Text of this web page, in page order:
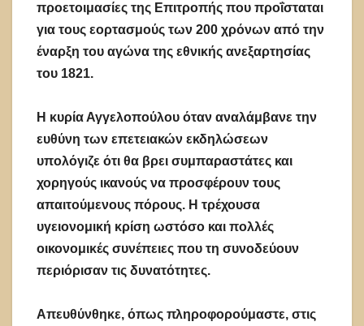
προετοιμασίες της Επιτροπής που προΐσταται
για τους εορτασμούς των 200 χρόνων από την
έναρξη του αγώνα της εθνικής ανεξαρτησίας
του 1821.
Η κυρία Αγγελοπούλου όταν αναλάμβανε την
ευθύνη των επετειακών εκδηλώσεων
υπολόγιζε ότι θα βρει συμπαραστάτες και
χορηγούς ικανούς να προσφέρουν τους
απαιτούμενους πόρους. Η τρέχουσα
υγειονομική κρίση ωστόσο και πολλές
οικονομικές συνέπειες που τη συνοδεύουν
περιόρισαν τις δυνατότητες.
Απευθύνθηκε, όπως πληροφορούμαστε, στις